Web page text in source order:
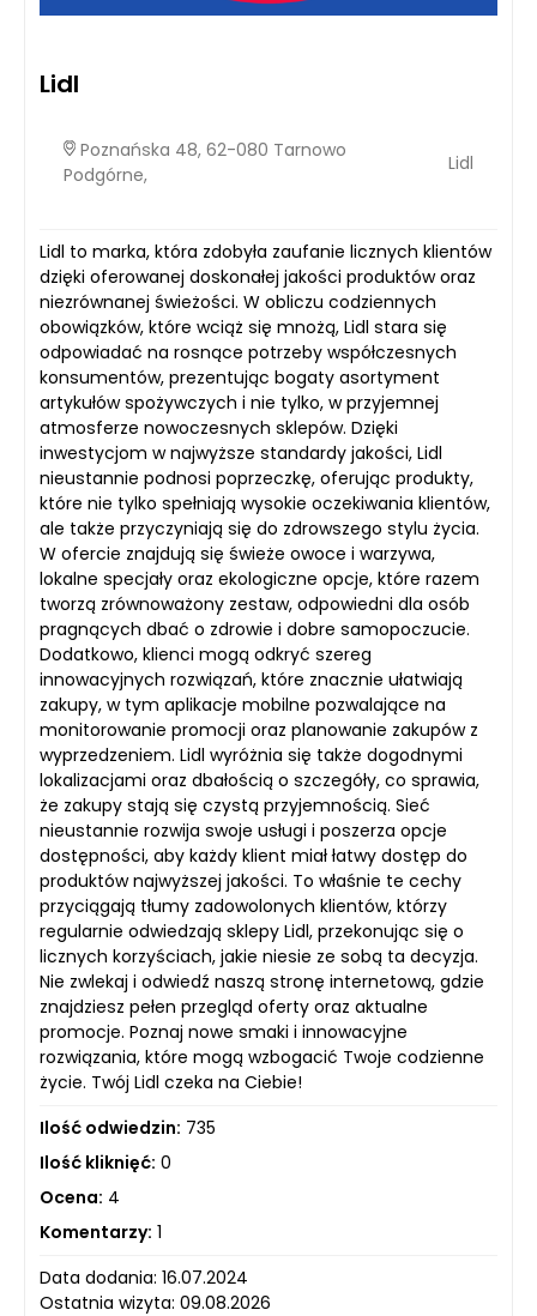
Lidl
Poznańska 48, 62-080 Tarnowo
Podgórne,
Lidl
Lidl to marka, która zdobyła zaufanie licznych klientów
dzięki oferowanej doskonałej jakości produktów oraz
niezrównanej świeżości. W obliczu codziennych
obowiązków, które wciąż się mnożą, Lidl stara się
odpowiadać na rosnące potrzeby współczesnych
konsumentów, prezentując bogaty asortyment
artykułów spożywczych i nie tylko, w przyjemnej
atmosferze nowoczesnych sklepów. Dzięki
inwestycjom w najwyższe standardy jakości, Lidl
nieustannie podnosi poprzeczkę, oferując produkty,
które nie tylko spełniają wysokie oczekiwania klientów,
ale także przyczyniają się do zdrowszego stylu życia.
W ofercie znajdują się świeże owoce i warzywa,
lokalne specjały oraz ekologiczne opcje, które razem
tworzą zrównoważony zestaw, odpowiedni dla osób
pragnących dbać o zdrowie i dobre samopoczucie.
Dodatkowo, klienci mogą odkryć szereg
innowacyjnych rozwiązań, które znacznie ułatwiają
zakupy, w tym aplikacje mobilne pozwalające na
monitorowanie promocji oraz planowanie zakupów z
wyprzedzeniem. Lidl wyróżnia się także dogodnymi
lokalizacjami oraz dbałością o szczegóły, co sprawia,
że zakupy stają się czystą przyjemnością. Sieć
nieustannie rozwija swoje usługi i poszerza opcje
dostępności, aby każdy klient miał łatwy dostęp do
produktów najwyższej jakości. To właśnie te cechy
przyciągają tłumy zadowolonych klientów, którzy
regularnie odwiedzają sklepy Lidl, przekonując się o
licznych korzyściach, jakie niesie ze sobą ta decyzja.
Nie zwlekaj i odwiedź naszą stronę internetową, gdzie
znajdziesz pełen przegląd oferty oraz aktualne
promocje. Poznaj nowe smaki i innowacyjne
rozwiązania, które mogą wzbogacić Twoje codzienne
życie. Twój Lidl czeka na Ciebie!
Ilość odwiedzin: 735
Ilość kliknięć: 0
Ocena: 4
Komentarzy: 1
Data dodania: 16.07.2024
Ostatnia wizyta: 09.08.2026